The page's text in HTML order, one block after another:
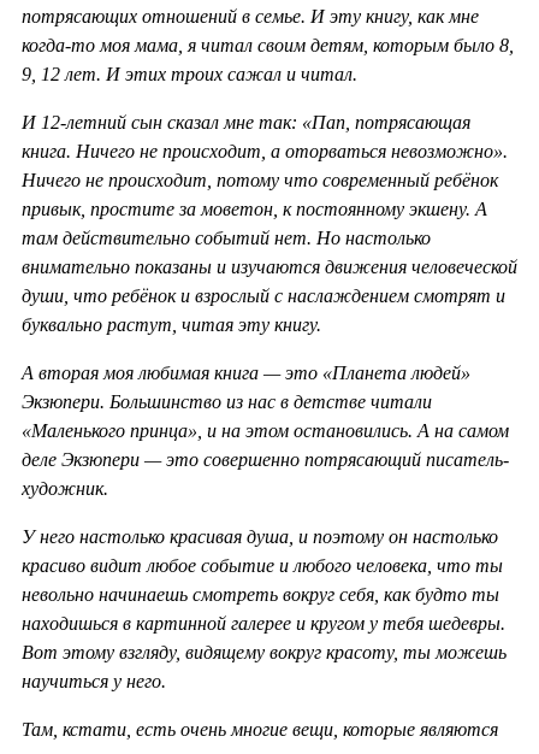
потрясающих отношений в семье. И эту книгу, как мне
когда-то моя мама, я читал своим детям, которым было 8,
9, 12 лет. И этих троих сажал и читал.
И 12-летний сын сказал мне так: «Пап, потрясающая
книга. Ничего не происходит, а оторваться невозможно».
Ничего не происходит, потому что современный ребёнок
привык, простите за моветон, к постоянному экшену. А
там действительно событий нет. Но настолько
внимательно показаны и изучаются движения человеческой
души, что ребёнок и взрослый с наслаждением смотрят и
буквально растут, читая эту книгу.
А вторая моя любимая книга — это «Планета людей»
Экзюпери. Большинство из нас в детстве читали
«Маленького принца», и на этом остановились. А на самом
деле Экзюпери — это совершенно потрясающий писатель-
художник.
У него настолько красивая душа, и поэтому он настолько
красиво видит любое событие и любого человека, что ты
невольно начинаешь смотреть вокруг себя, как будто ты
находишься в картинной галерее и кругом у тебя шедевры.
Вот этому взгляду, видящему вокруг красоту, ты можешь
научиться у него.
Там, кстати, есть очень многие вещи, которые являются